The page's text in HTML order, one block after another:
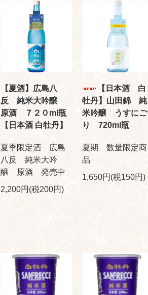
【夏酒】広島八
反 純米大吟醸
原酒 ７２０ml瓶
【日本酒 白牡丹】
夏季限定酒 広島
八反 純米大吟
醸 原酒 発売中
2,200円(税200円)
【日本酒 白
牡丹】山田錦 純
米吟醸 うすにご
り 720ml瓶
夏期 数量限定商
品
1,650円(税150円)